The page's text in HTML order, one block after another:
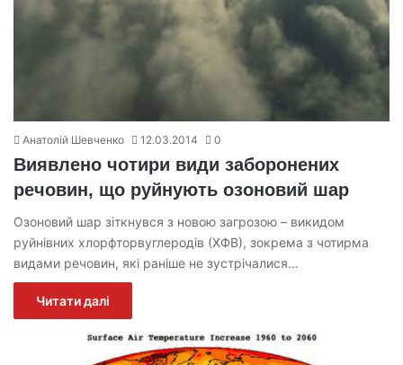
Анатолій Шевченко 12.03.2014 0
Виявлено чотири види заборонених
речовин, що руйнують озоновий шар
Озоновий шар зіткнувся з новою загрозою – викидом
руйнівних хлорфторвуглеродів (ХФВ), зокрема з чотирма
видами речовин, які раніше не зустрічалися…
Читати далі